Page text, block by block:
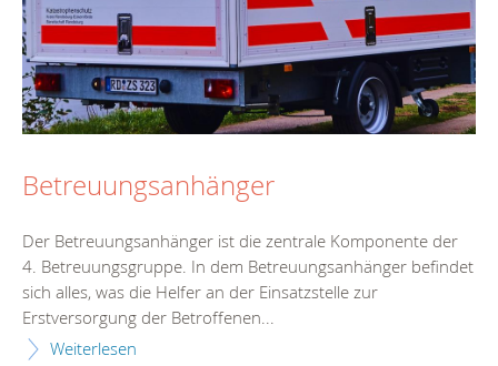
Betreuungsanhänger
Der Betreuungsanhänger ist die zentrale Komponente der
4. Betreuungsgruppe. In dem Betreuungsanhänger befindet
sich alles, was die Helfer an der Einsatzstelle zur
Erstversorgung der Betroffenen...
Weiterlesen